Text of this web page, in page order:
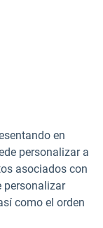
en
personalizar a
asociados con
personalizar
como el orden